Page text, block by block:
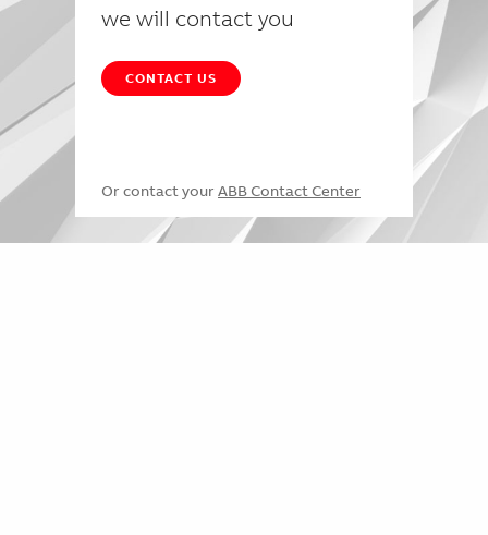
we will contact you
CONTACT US
Or contact your ABB Contact Center